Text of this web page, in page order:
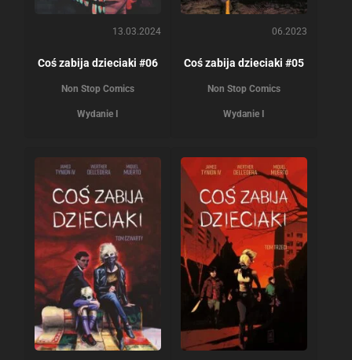
13.03.2024
Coś zabija dzieciaki #06
Non Stop Comics
Wydanie I
06.2023
Coś zabija dzieciaki #05
Non Stop Comics
Wydanie I